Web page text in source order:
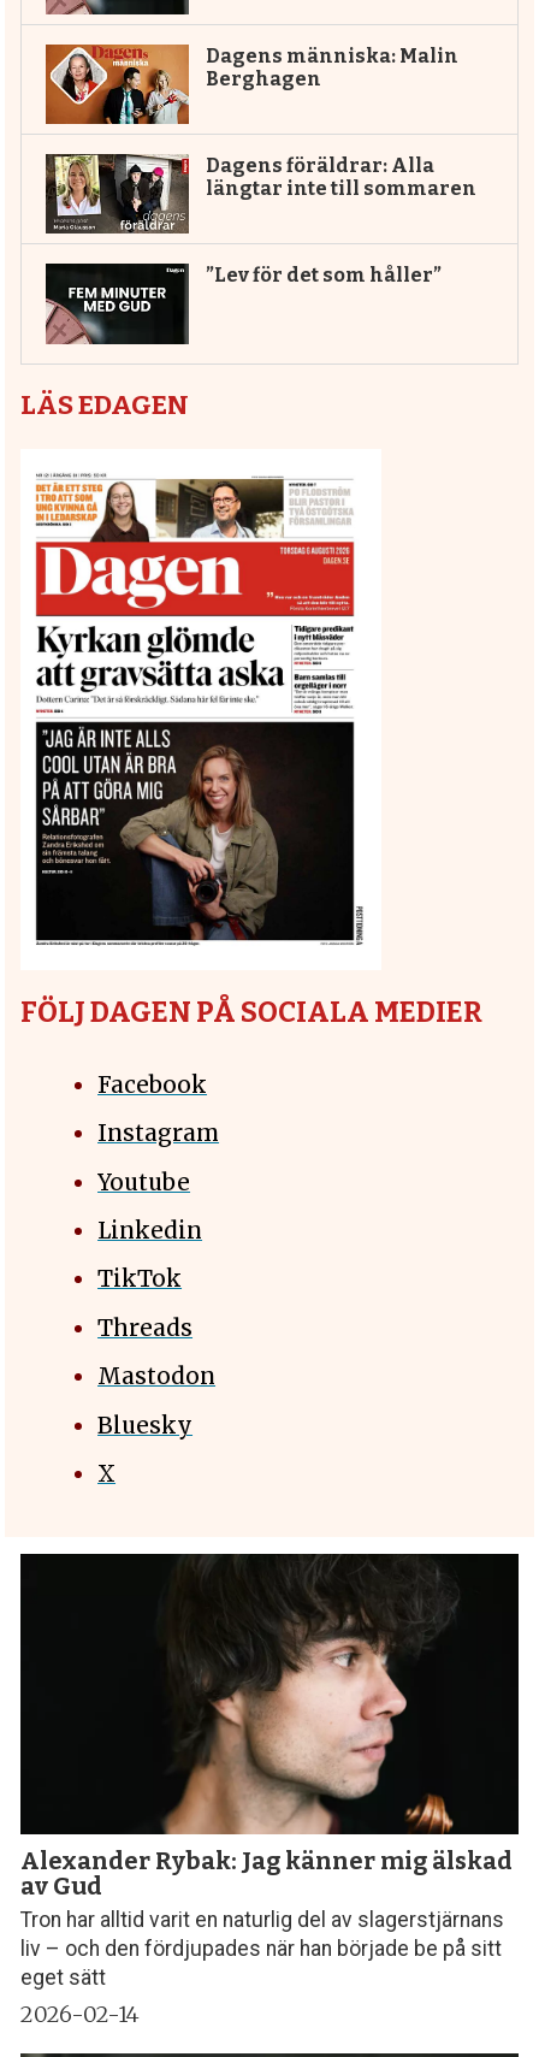
Dagens människa: Malin
Berghagen
Dagens föräldrar: Alla
längtar inte till sommaren
”Lev för det som håller”
LÄS EDAGEN
FÖLJ DAGEN PÅ SOCIALA MEDIER
Facebook
Instagram
Youtube
Linkedin
TikTok
Threads
Mastodon
Bluesky
X
Alexander Rybak: Jag känner mig älskad
av Gud
Tron har alltid varit en naturlig del av slagerstjärnans
liv – och den fördjupades när han började be på sitt
eget sätt
2026-02-14